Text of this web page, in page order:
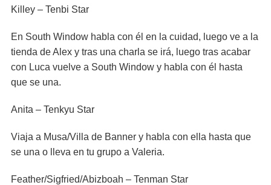
Killey – Tenbi Star
En South Window habla con él en la cuidad, luego ve a la
tienda de Alex y tras una charla se irá, luego tras acabar
con Luca vuelve a South Window y habla con él hasta
que se una.
Anita – Tenkyu Star
Viaja a Musa/Villa de Banner y habla con ella hasta que
se una o lleva en tu grupo a Valeria.
Feather/Sigfried/Abizboah – Tenman Star